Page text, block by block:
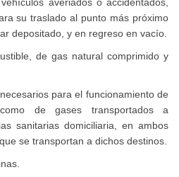
su traslado al punto más próximo
depositado, y en regreso en vacío.
de gas natural comprimido y
para el funcionamiento de
de gases transportados a
sanitarias domiciliaria, en ambos
se transportan a dichos destinos.